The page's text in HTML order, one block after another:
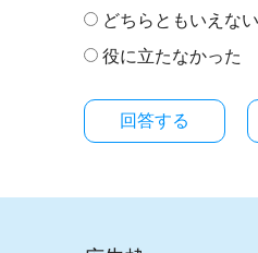
どちらともいえない
役に立たなかった